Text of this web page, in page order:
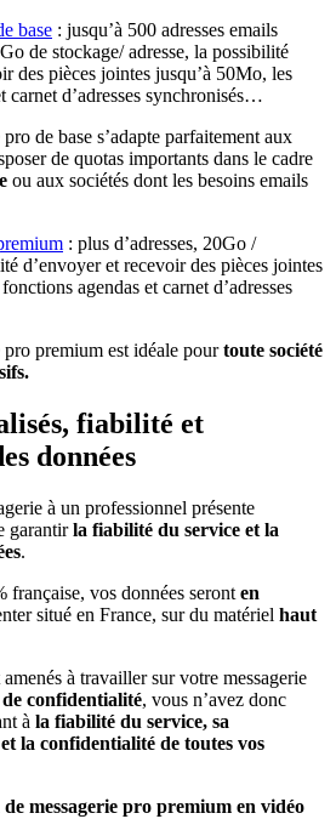
base : jusqu’à 500 adresses emails
de stockage/ adresse, la possibilité
des pièces jointes jusqu’à 50Mo, les
carnet d’adresses synchronisés…
de base s’adapte parfaitement aux
de quotas importants dans le cadre
ou aux sociétés dont les besoins emails
: plus d’adresses, 20Go /
d’envoyer et recevoir des pièces jointes
agendas et carnet d’adresses
premium est idéale pourtoute société
fiabilité et
données
à un professionnel présente
garantirla fiabilité du service et la
.
française, vos données seront en
situé en France, sur du matériel haut
à travailler sur votre messagerie
confidentialité, vous n’avez donc
à la fiabilité du service, sa
la confidentialité de toutes vos
messagerie pro premium en vidéo